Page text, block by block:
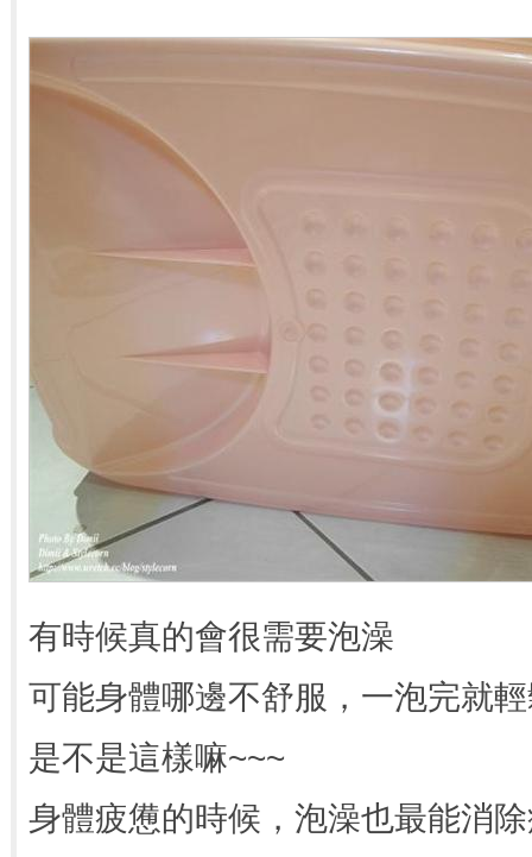
有時候真的會很需要泡澡
可能身體哪邊不舒服，一泡完就
是不是這樣嘛~~~
身體疲憊的時候，泡澡也最能消